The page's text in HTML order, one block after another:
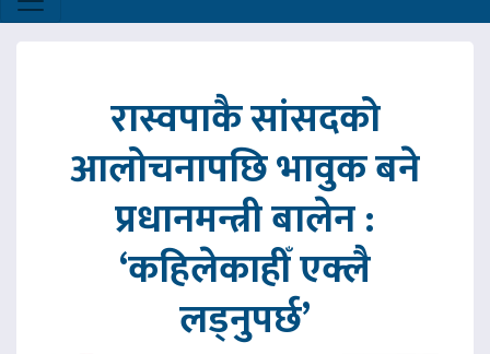
रास्वपाकै सांसदको
आलोचनापछि भावुक बने
प्रधानमन्त्री बालेन :
‘कहिलेकाहीँ एक्लै
लड्नुपर्छ’